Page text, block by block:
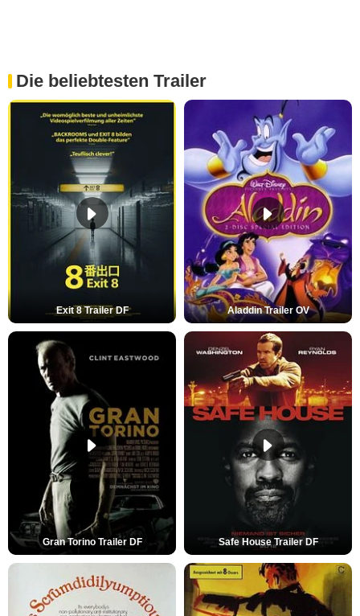
Die beliebtesten Trailer
Exit 8 Trailer DF Aladdin Trailer OV
Gran Torino Trailer DF Safe House Trailer DF